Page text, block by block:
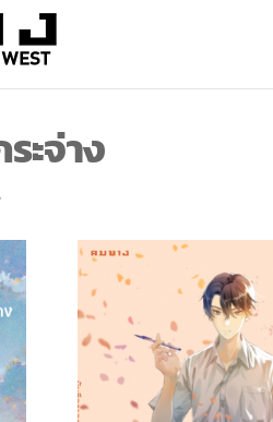
พิมพ์
คมบาง
ะจ่าง